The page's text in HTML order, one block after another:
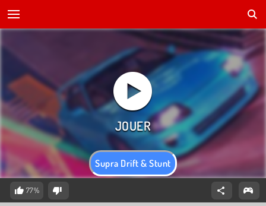
Supra Drift & Stunt
77%